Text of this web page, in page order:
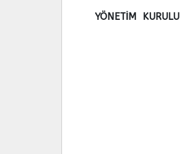
YÖNETİM KURULU